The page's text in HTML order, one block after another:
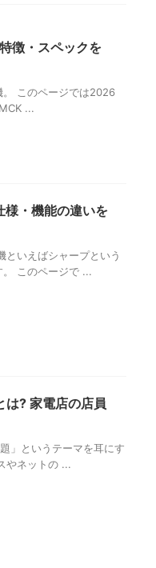
徴・スペックを
。 このページでは2026
...
様・機能の違いを
といえばシャープという
。 このページで ...
は? 家電店の店員
」というテーマを耳にす
やネットの ...